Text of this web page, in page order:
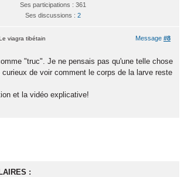
Ses participations : 361
Ses discussions : 2
Message #8
viagra tibétain
"truc". Je ne pensais pas qu'une telle chose
de voir comment le corps de la larve reste
et la vidéo explicative!
: